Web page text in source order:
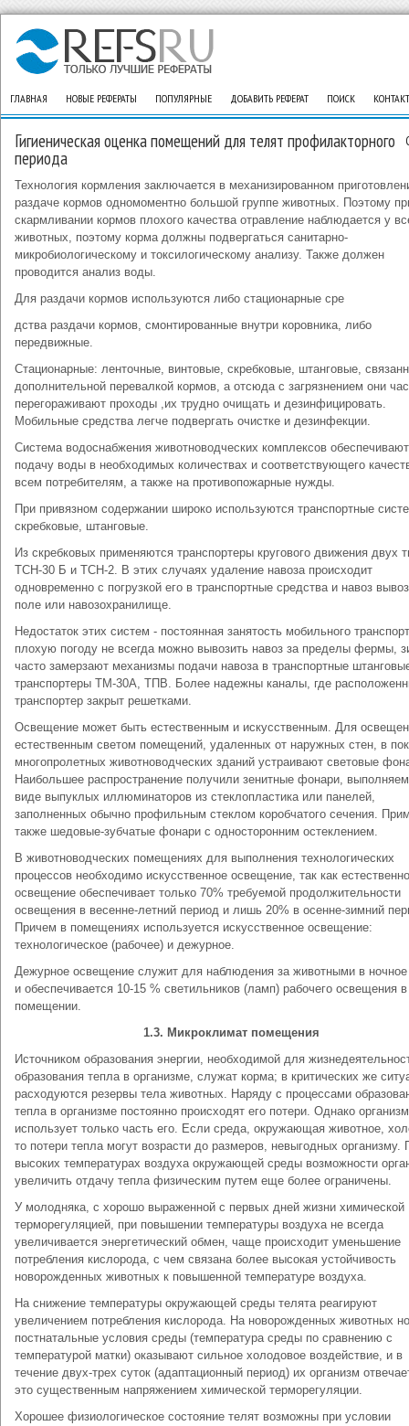
ГЛАВНАЯ НОВЫЕ РЕФЕРАТЫ ПОПУЛЯРНЫЕ ДОБАВИТЬ РЕФЕРАТ ПОИСК
Гигиеническая оценка помещений для телят профилакторного
периода
Технология кормления заключается в механизированном
раздаче кормов одномоментно большой группе животных. Поэтому
скармливании кормов плохого качества отравление наблюдается у
животных, поэтому корма должны подвергаться санитарно-
микробиологическому и токсилогическому анализу. Также должен
проводится анализ воды.
Для раздачи кормов используются либо стационарные сре
дства раздачи кормов, смонтированные внутри коровника, либо
передвижные.
Стационарные: ленточные, винтовые, скребковые, штанговые,
дополнительной перевалкой кормов, а отсюда с загрязнением они
перегораживают проходы ,их трудно очищать и дезинфицировать.
Мобильные средства легче подвергать очистке и дезинфекции.
Система водоснабжения животноводческих комплексов обеспечивают
подачу воды в необходимых количествах и соответствующего
всем потребителям, а также на противопожарные нужды.
При привязном содержании широко используются транспортные
скребковые, штанговые.
Из скребковых применяются транспортеры кругового движения двух
ТСН-30 Б и ТСН-2. В этих случаях удаление навоза происходит
одновременно с погрузкой его в транспортные средства и навоз
поле или навозохранилище.
Недостаток этих систем - постоянная занятость мобильного
плохую погоду не всегда можно вывозить навоз за пределы фермы,
часто замерзают механизмы подачи навоза в транспортные
транспортеры ТМ-30А, ТПВ. Более надежны каналы, где
транспортер закрыт решетками.
Освещение может быть естественным и искусственным. Для
естественным светом помещений, удаленных от наружных стен, в
многопролетных животноводческих зданий устраивают световые
Наибольшее распространение получили зенитные фонари,
виде выпуклых иллюминаторов из стеклопластика или панелей,
заполненных обычно профильным стеклом коробчатого сечения.
также шедовые-зубчатые фонари с односторонним остеклением.
В животноводческих помещениях для выполнения технологических
процессов необходимо искусственное освещение, так как
освещение обеспечивает только 70% требуемой продолжительности
освещения в весенне-летний период и лишь 20% в осенне-зимний
Причем в помещениях используется искусственное освещение:
технологическое (рабочее) и дежурное.
Дежурное освещение служит для наблюдения за животными в
и обеспечивается 10-15 % светильников (ламп) рабочего освещения в
помещении.
1.3. Микроклимат помещения
Источником образования энергии, необходимой для
образования тепла в организме, служат корма; в критических же
расходуются резервы тела животных. Наряду с процессами
тепла в организме постоянно происходят его потери. Однако организм
использует только часть его. Если среда, окружающая животное,
то потери тепла могут возрасти до размеров, невыгодных организму.
высоких температурах воздуха окружающей среды возможности
увеличить отдачу тепла физическим путем еще более ограничены.
У молодняка, с хорошо выраженной с первых дней жизни химической
терморегуляцией, при повышении температуры воздуха не всегда
увеличивается энергетический обмен, чаще происходит уменьшение
потребления кислорода, с чем связана более высокая устойчивость
новорожденных животных к повышенной температуре воздуха.
На снижение температуры окружающей среды телята реагируют
увеличением потребления кислорода. На новорожденных животных
постнатальные условия среды (температура среды по сравнению с
температурой матки) оказывают сильное холодовое воздействие, и в
течение двух-трех суток (адаптационный период) их организм
это существенным напряжением химической терморегуляции.
Хорошее физиологическое состояние телят возможны при условии